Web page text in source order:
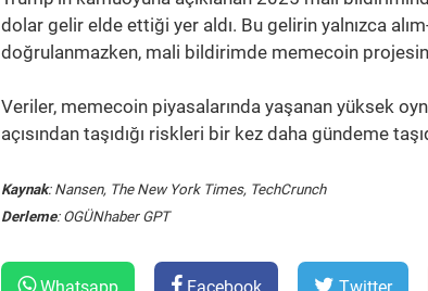
dolar gelir elde ettiği yer aldı. Bu gelirin yalnızca
doğrulanmazken, mali bildirimde memecoin
Veriler, memecoin piyasalarında yaşanan yüksek
açısından taşıdığı riskleri bir kez daha gündeme
Kaynak: Nansen, The New York Times, TechCrunch
Derleme: OGÜNhaber GPT